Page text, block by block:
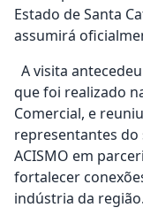
Estado de Santa
assumirá
A visita
que foi realizado
Comercial, e
representantes
ACISMO em
fortalecer
indústria da região.